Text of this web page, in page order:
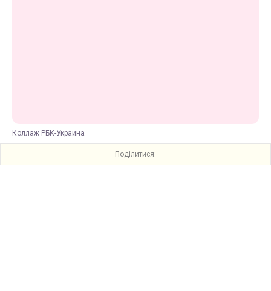
Коллаж РБК-Украина
Поділитися: